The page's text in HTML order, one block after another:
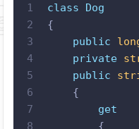
1
2
3
4
5
6
7
8
class
Dog
{
public
private
public
    {
get
        {